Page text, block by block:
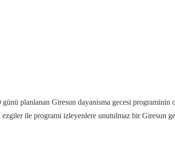
planlanan Giresun dayanisma gecesi
ile programi izleyenlere unutulmaz bir Giresun